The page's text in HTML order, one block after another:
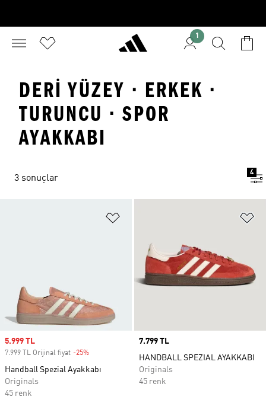
1
DERI YÜZEY · ERKEK ·
TURUNCU · SPOR
AYAKKABI
3 sonuçlar
4
Sale price
5.999 TL
7.999 TL Orijinal fiyat -25%
Handball Spezial Ayakkabı
Originals
45 renk
Price
7.799 TL
HANDBALL SPEZIAL AYAKKABI
Originals
45 renk